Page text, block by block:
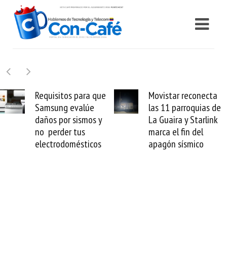
Requisitos para que
Samsung evalúe
daños por sismos y
no perder tus
electrodomésticos
Movistar reconecta
las 11 parroquias de
La Guaira y Starlink
marca el fin del
apagón sísmico